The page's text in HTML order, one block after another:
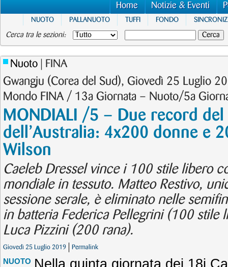
Home Notizie & Eventi
NUOTO PALLANUOTO TUFFI FONDO
Cerca tra le sezioni:
Nuoto | FINA
Gwangju (Corea del Sud), Giovedì 25 Luglio
Mondo FINA / 13a Giornata – Nuoto/5a
MONDIALI /5 – Due record
dell’Australia: 4x200 donne e
Wilson
Caeleb Dressel vince i 100 stile libero
mondiale in tessuto. Matteo Restivo,
sessione serale, è eliminato nelle
in batteria Federica Pellegrini (100 stile
Luca Pizzini (200 rana).
Giovedì 25 Luglio 2019 Permalink
NUOTO Nella quinta giornata dei 18i